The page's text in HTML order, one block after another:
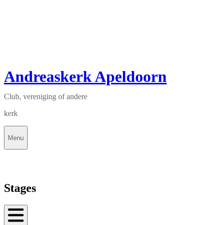
Andreaskerk Apeldoorn
Club, vereniging of andere
kerk
Menu
Stages